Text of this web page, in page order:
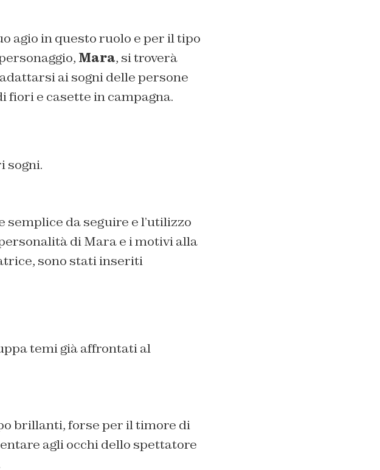
agio in questo ruolo e per il tipo
Mara, si troverà
ai sogni delle persone
fiori e casette in campagna.
sogni.
da seguire e l’utilizzo
di Mara e i motivi alla
sono stati inseriti
temi già affrontati al
brillanti, forse per il timore di
agli occhi dello spettatore